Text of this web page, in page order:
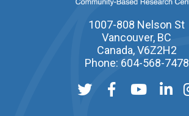
1007-808 Nelson St
Vancouver, BC
Canada, V6Z2H2
Phone: 604-568-7478